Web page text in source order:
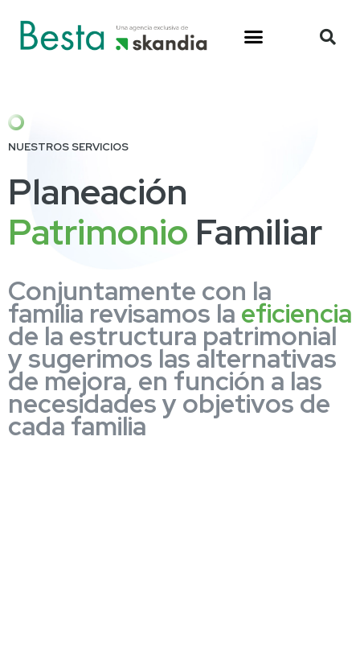
NUESTROS SERVICIOS
Planeación
Patrimonio Familiar
Conjuntamente con la
familia revisamos la eficiencia
de la estructura patrimonial
y sugerimos las alternativas
de mejora, en función a las
necesidades y objetivos de
cada familia